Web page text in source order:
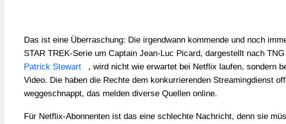
Das ist eine Über­ra­schung: Die irgend­wann kom­men­de und noch
STAR TREK-Serie um Cap­tain Jean-Luc Picard, dar­ge­stellt nach
Patrick Ste­wart
, wird nicht wie erwar­tet bei Net­flix lau­fen, son­dern
Video. Die haben die Rech­te dem kon­kur­rie­ren­den Strea­ming­dienst
weg­ge­schnappt, das mel­den diver­se Quel­len online.
Für Net­flix-Abon­nen­ten ist das eine schlech­te Nach­richt, denn sie